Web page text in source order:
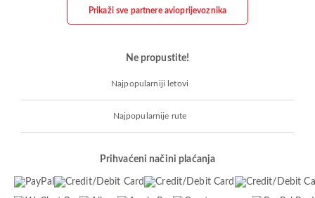
Prikaži sve partnere avioprijevoznika
Ne propustite!
Najpopularniji letovi
Najpopularnije rute
Prihvaćeni načini plaćanja